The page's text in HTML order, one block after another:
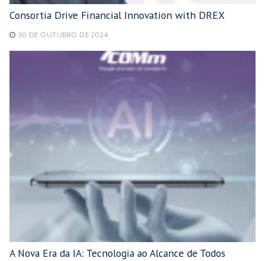
Consortia Drive Financial Innovation with DREX
30 DE OUTUBRO DE 2024
A Nova Era da IA: Tecnologia ao Alcance de Todos